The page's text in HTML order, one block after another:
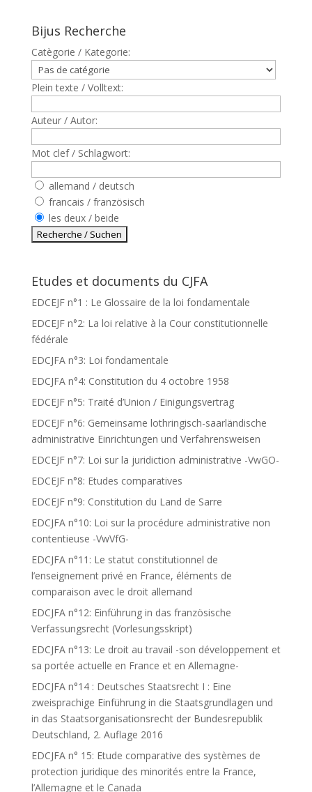
Bijus Recherche
Catègorie / Kategorie:
Plein texte / Volltext:
Auteur / Autor:
Mot clef / Schlagwort:
allemand / deutsch
francais / französisch
les deux / beide
Etudes et documents du CJFA
EDCEJF n°1 : Le Glossaire de la loi fondamentale
EDCEJF n°2: La loi relative à la Cour constitutionnelle
fédérale
EDCJFA n°3: Loi fondamentale
EDCJFA n°4: Constitution du 4 octobre 1958
EDCEJF n°5: Traité d’Union / Einigungsvertrag
EDCEJF n°6: Gemeinsame lothringisch-saarländische
administrative Einrichtungen und Verfahrensweisen
EDCEJF n°7: Loi sur la juridiction administrative -VwGO-
EDCEJF n°8: Etudes comparatives
EDCEJF n°9: Constitution du Land de Sarre
EDCJFA n°10: Loi sur la procédure administrative non
contentieuse -VwVfG-
EDCJFA n°11: Le statut constitutionnel de
l’enseignement privé en France, éléments de
comparaison avec le droit allemand
EDCJFA n°12: Einführung in das französische
Verfassungsrecht (Vorlesungsskript)
EDCJFA n°13: Le droit au travail -son développement et
sa portée actuelle en France et en Allemagne-
EDCJFA n°14 : Deutsches Staatsrecht I : Eine
zweisprachige Einführung in die Staatsgrundlagen und
in das Staatsorganisationsrecht der Bundesrepublik
Deutschland, 2. Auflage 2016
EDCJFA n° 15: Etude comparative des systèmes de
protection juridique des minorités entre la France,
l’Allemagne et le Canada